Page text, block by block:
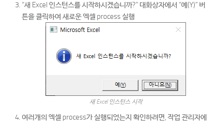
“새 Excel 인스턴스를 시작하시겠습니까?” 대화상자에서 “예(Y)” 버
튼을 클릭하여 새로운 엑셀 process 실행
새 Excel 인스턴스 시작
여러개의 엑셀 process가 실행되었는지 확인하려면, 작업 관리자에